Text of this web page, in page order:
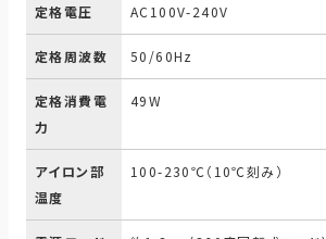
定格電圧 AC100V-240V
定格周波数 50/60Hz
定格消費電
力
49W
アイロン部
温度
100-230℃（10℃刻み）